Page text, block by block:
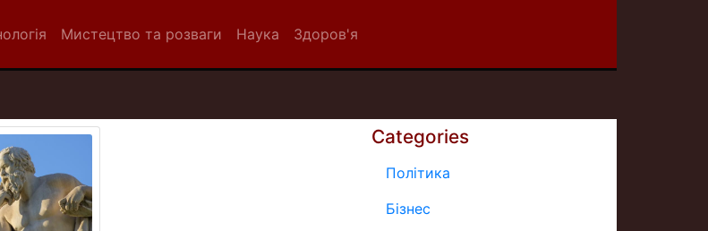
Мистецтво та розваги Наука Здоров'я
Categories
Політика
Бізнес